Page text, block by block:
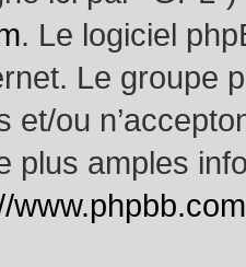
. Le logiciel
Le groupe
et/ou
plus amples